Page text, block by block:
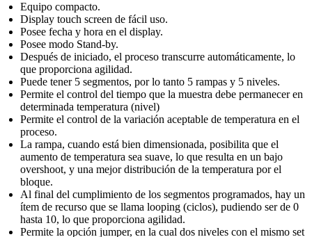
Equipo compacto.
Display touch screen de fácil uso.
Posee fecha y hora en el display.
Posee modo Stand-by.
Después de iniciado, el proceso transcurre automáticamente, lo
que proporciona agilidad.
Puede tener 5 segmentos, por lo tanto 5 rampas y 5 niveles.
Permite el control del tiempo que la muestra debe permanecer en
determinada temperatura (nivel)
Permite el control de la variación aceptable de temperatura en el
proceso.
La rampa, cuando está bien dimensionada, posibilita que el
aumento de temperatura sea suave, lo que resulta en un bajo
overshoot, y una mejor distribución de la temperatura por el
bloque.
Al final del cumplimiento de los segmentos programados, hay un
ítem de recurso que se llama looping (ciclos), pudiendo ser de 0
hasta 10, lo que proporciona agilidad.
Permite la opción jumper, en la cual dos niveles con el mismo set